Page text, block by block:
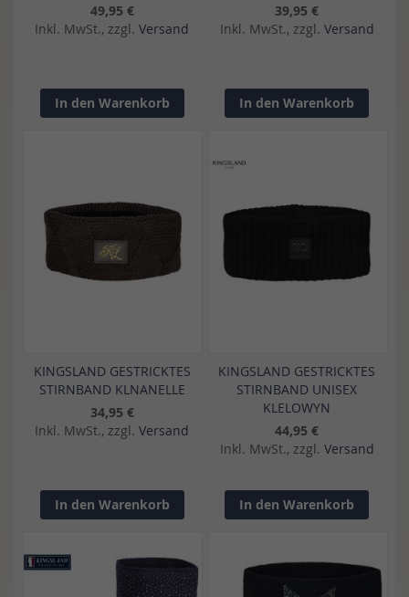
49,95 €
Inkl. MwSt., zzgl. Versand
In den Warenkorb
39,95 €
Inkl. MwSt., zzgl. Versand
In den Warenkorb
KINGSLAND GESTRICKTES
STIRNBAND KLNANELLE
34,95 €
Inkl. MwSt., zzgl. Versand
In den Warenkorb
KINGSLAND GESTRICKTES
STIRNBAND UNISEX
KLELOWYN
44,95 €
Inkl. MwSt., zzgl. Versand
In den Warenkorb